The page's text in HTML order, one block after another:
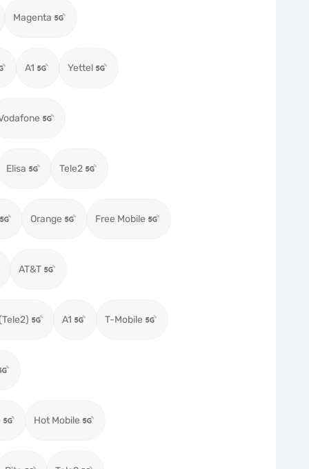
Magenta
A1 Yettel
Elisa Tele2
Orange Free Mobile
AT&T
A1 T-Mobile
Hot Mobile